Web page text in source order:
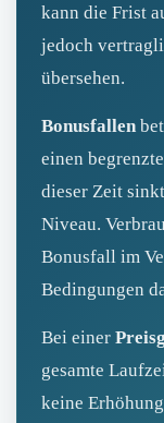
kann die Frist
jedoch
übersehen.
Bonusfallen
einen
dieser Zeit
Niveau.
Bonusfall im
Bedingungen
Bei einer
gesamte
keine